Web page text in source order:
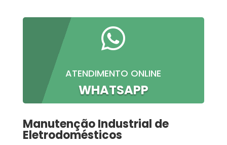

ATENDIMENTO ONLINE
WHATSAPP
Manutenção Industrial de
Eletrodomésticos